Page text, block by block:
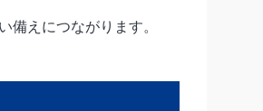
えにつながります。